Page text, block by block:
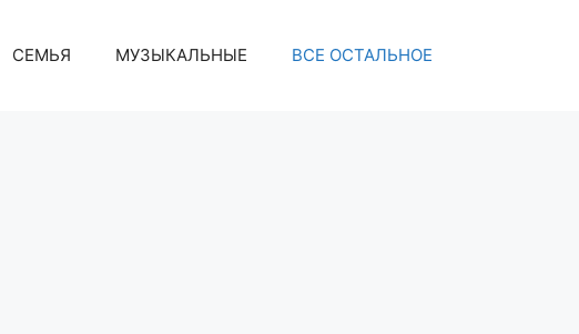
СЕМЬЯ МУЗЫКАЛЬНЫЕ ВСЕ ОСТАЛЬНОЕ